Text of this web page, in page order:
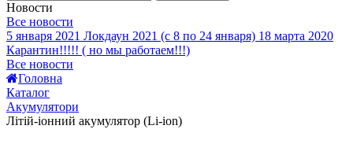
Новости
Все новости
5 января 2021 Локдаун 2021 (с 8 по 24 января) 18 марта 2020
Карантин!!!!! ( но мы работаем!!!)
Все новости
Головна
Каталог
Акумулятори
Літій-іонний акумулятор (Li-ion)